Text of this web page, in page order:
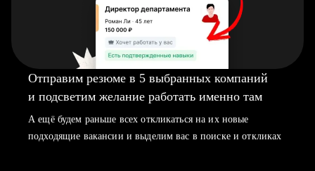
Отправим резюме в 5 выбранных компаний
и подсветим желание работать именно там
А ещё будем раньше всех откликаться на их новые
подходящие вакансии и выделим вас в поиске и откликах